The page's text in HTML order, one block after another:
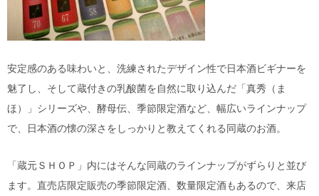
安定感のある味わいと、洗練されたデザイン性で日本酒ビギナーを
魅了し、そして蔵付きの乳酸菌を自然に取り込んだ「真秀（ま
ほ）」シリーズや、酵母伝、季節限定酒など、幅広いラインナップ
で、日本酒の懐の深さをしっかりと教えてくれる同蔵のお酒。
「蔵元ＳＨＯＰ」内にはそんな同蔵のラインナップがずらりと並び
ます。直売店限定販売の季節限定酒、数量限定酒もあるので、来店